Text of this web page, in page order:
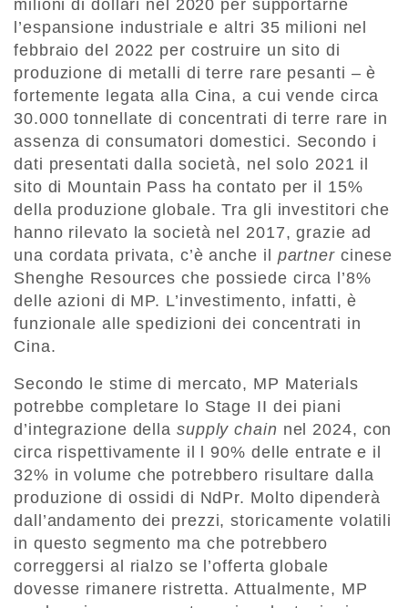
milioni di dollari nel 2020 per supportarne
l’espansione industriale e altri 35 milioni nel
febbraio del 2022 per costruire un sito di
produzione di metalli di terre rare pesanti – è
fortemente legata alla Cina, a cui vende circa
30.000 tonnellate di concentrati di terre rare in
assenza di consumatori domestici. Secondo i
dati presentati dalla società, nel solo 2021 il
sito di Mountain Pass ha contato per il 15%
della produzione globale. Tra gli investitori che
hanno rilevato la società nel 2017, grazie ad
una cordata privata, c’è anche il partnercinese
Shenghe Resources che possiede circa l’8%
delle azioni di MP. L’investimento, infatti, è
funzionale alle spedizioni dei concentrati in
Cina.
Secondo le stime di mercato, MP Materials
potrebbe completare lo Stage II dei piani
d’integrazione della supply chain nel 2024, con
circa rispettivamente il l 90% delle entrate e il
32% in volume che potrebbero risultare dalla
produzione di ossidi di NdPr. Molto dipenderà
dall’andamento dei prezzi, storicamente volatili
in questo segmento ma che potrebbero
correggersi al rialzo se l’offerta globale
dovesse rimanere ristretta. Attualmente, MP